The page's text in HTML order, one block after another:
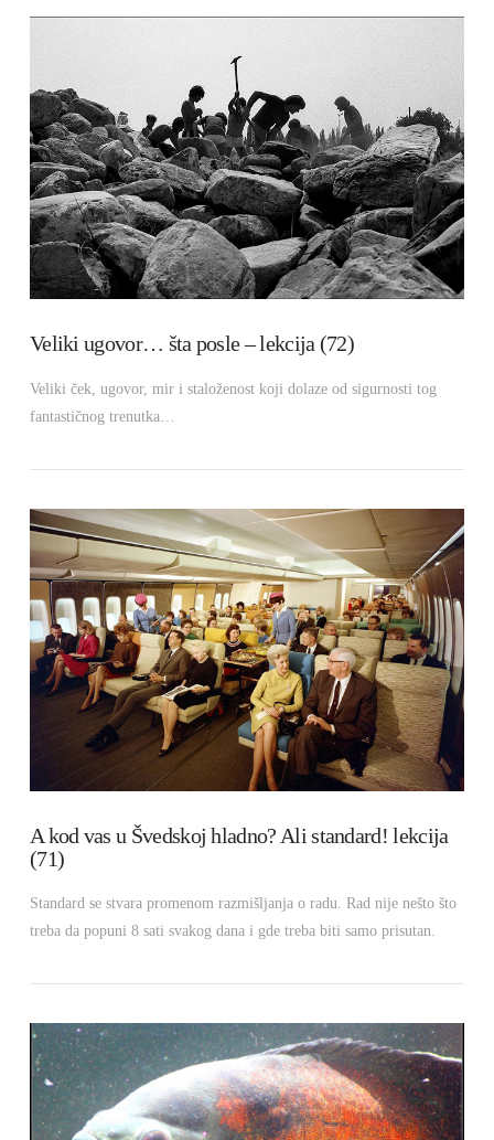
VIEW POST
Veliki ugovor… šta posle – lekcija (72)
Veliki ček, ugovor, mir i staloženost koji dolaze od sigurnosti tog
fantastičnog trenutka…
A kod vas u Švedskoj hladno? Ali standard! lekcija
(71)
Standard se stvara promenom razmišljanja o radu. Rad nije nešto što
treba da popuni 8 sati svakog dana i gde treba biti samo prisutan.